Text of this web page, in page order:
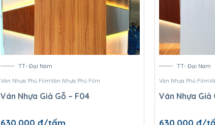
TT- Đại Nam
Ván Nhựa Phủ FilmVán Nhựa Phủ Film
Ván Nhựa Giả Gỗ – F04
630.000 đ/tấm
TT- Đại Nam
Ván Nhựa Phủ Film
Ván Nhựa Giả
630.000 đ/